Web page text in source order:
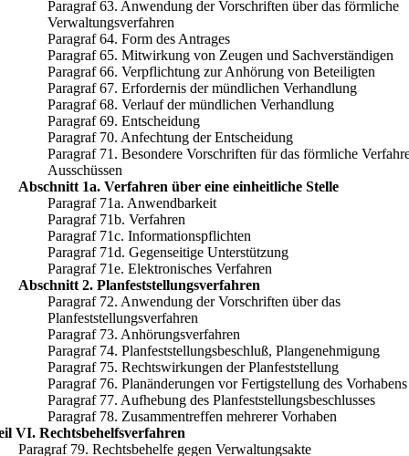
Paragraf 63. Anwendung der Vorschriften über das förmliche
Verwaltungsverfahren
Paragraf 64. Form des Antrages
Paragraf 65. Mitwirkung von Zeugen und Sachverständigen
Paragraf 66. Verpflichtung zur Anhörung von Beteiligten
Paragraf 67. Erfordernis der mündlichen Verhandlung
Paragraf 68. Verlauf der mündlichen Verhandlung
Paragraf 69. Entscheidung
Paragraf 70. Anfechtung der Entscheidung
Paragraf 71. Besondere Vorschriften für das förmliche
Ausschüssen
Abschnitt 1a. Verfahren über eine einheitliche Stelle
Paragraf 71a. Anwendbarkeit
Paragraf 71b. Verfahren
Paragraf 71c. Informationspflichten
Paragraf 71d. Gegenseitige Unterstützung
Paragraf 71e. Elektronisches Verfahren
Abschnitt 2. Planfeststellungsverfahren
Paragraf 72. Anwendung der Vorschriften über das
Planfeststellungsverfahren
Paragraf 73. Anhörungsverfahren
Paragraf 74. Planfeststellungsbeschluß, Plangenehmigung
Paragraf 75. Rechtswirkungen der Planfeststellung
Paragraf 76. Planänderungen vor Fertigstellung des Vorhabens
Paragraf 77. Aufhebung des Planfeststellungsbeschlusses
Paragraf 78. Zusammentreffen mehrerer Vorhaben
VI. Rechtsbehelfsverfahren
Paragraf 79. Rechtsbehelfe gegen Verwaltungsakte